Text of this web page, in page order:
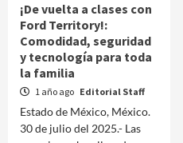
¡De vuelta a clases con
Ford Territory!:
Comodidad, seguridad
y tecnología para toda
la familia
1 año ago Editorial Staff
Estado de México, México.
30 de julio del 2025.- Las